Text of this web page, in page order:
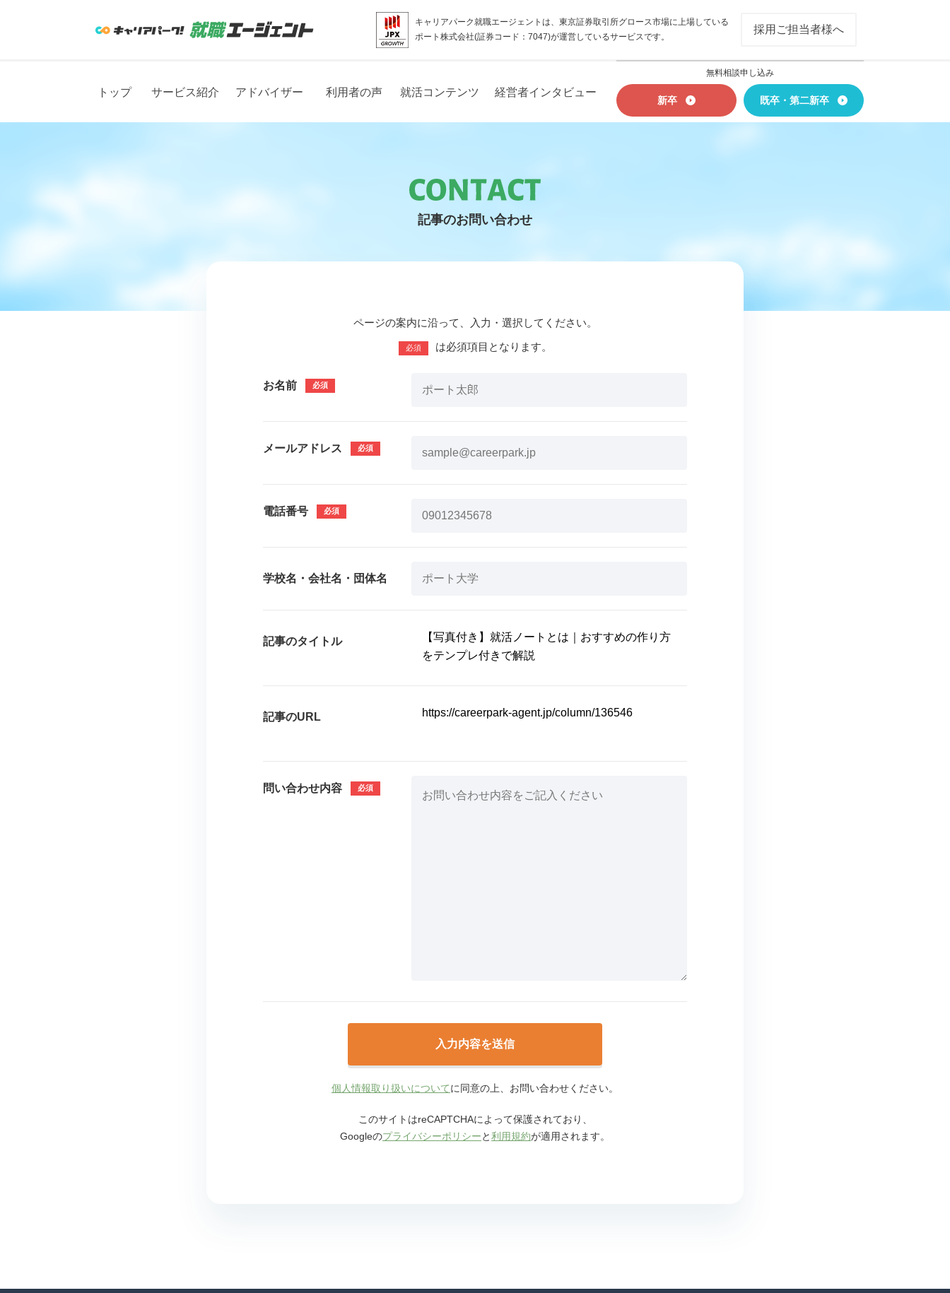
キャリアパーク就職エージェントは、東京証券取引所グロース市場に上場している
ポート株式会社(証券コード：7047)が運営しているサービスです。
採用ご担当者様へ
トップ サービス紹介 アドバイザー 利用者の声 就活コンテンツ 経営者インタビュー
無料相談申し込み
新卒 既卒・第二新卒
記事のお問い合わせ
ページの案内に沿って、入力・選択してください。
必須 は必須項目となります。
お名前
メールアドレス
電話番号
学校名・会社名・団体名
記事のタイトル
記事のURL
問い合わせ内容
個人情報取り扱いについてに同意の上、お問い合わせください。
このサイトはreCAPTCHAによって保護されており、
Googleのプライバシーポリシーと利用規約が適用されます。